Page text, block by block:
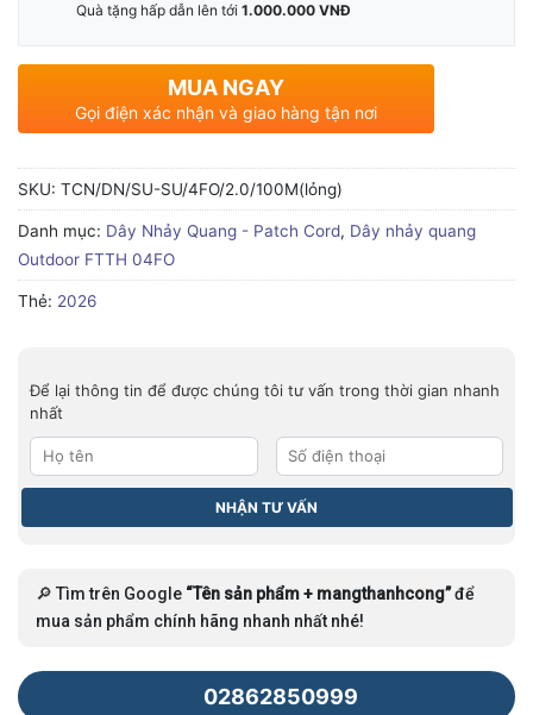
Quà tặng hấp dẫn lên tới 1.000.000 VNĐ
MUA NGAY
Gọi điện xác nhận và giao hàng tận nơi
SKU: TCN/DN/SU-SU/4FO/2.0/100M(lỏng)
Danh mục: Dây Nhảy Quang - Patch Cord, Dây nhảy quang
Outdoor FTTH 04FO
Thẻ: 2026
Để lại thông tin để được chúng tôi tư vấn trong thời gian nhanh
nhất
🔎 Tìm trên Google “Tên sản phẩm + mangthanhcong”để
mua sản phẩm chính hãng nhanh nhất nhé!
02862850999